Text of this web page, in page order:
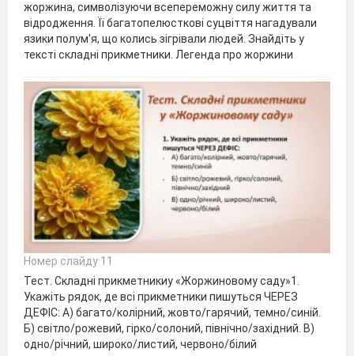
жоржина, символізуючи всепереможну силу життя та
відродження. Її багатопелюсткові суцвіття нагадували
язики полум'я, що колись зігрівали людей. Знайдіть у
тексті складні прикметники. Легенда про жоржини
Номер слайду 11
Тест. Складні прикметникиу «Жоржиновому саду»1.
Укажіть рядок, де всі прикметники пишуться ЧЕРЕЗ
ДЕФІС: А) багато/колірний, жовто/гарячий, темно/синій.
Б) світло/рожевий, гірко/солоний, північно/західний. В)
одно/річний, широко/листий, червоно/білий